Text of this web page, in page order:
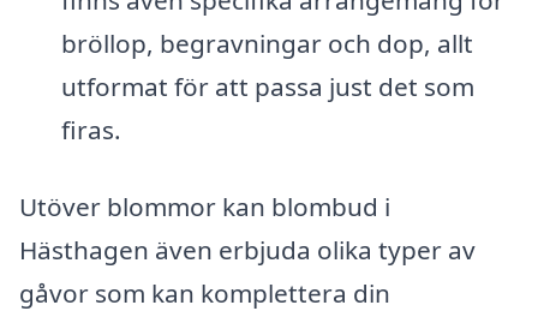
bröllop, begravningar och dop, allt
utformat för att passa just det som
firas.
Utöver blommor kan blombud i
Hästhagen även erbjuda olika typer av
gåvor som kan komplettera din